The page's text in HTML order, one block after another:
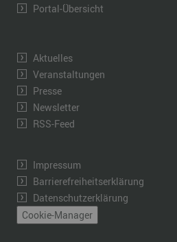
Portal-Übersicht
Aktuelles
Veranstaltungen
Presse
Newsletter
RSS-Feed
Impressum
Barrierefreiheitserklärung
Datenschutzerklärung
Cookie-Manager